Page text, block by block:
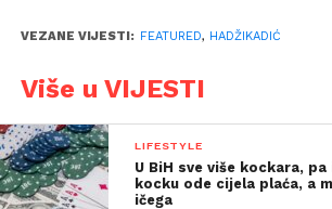
VEZANE VIJESTI: FEATURED, HADŽIKADIĆ
Više u VIJESTI
LIFESTYLE
U BiH sve više kockara,
kocku ode cijela plaća, a
ičega